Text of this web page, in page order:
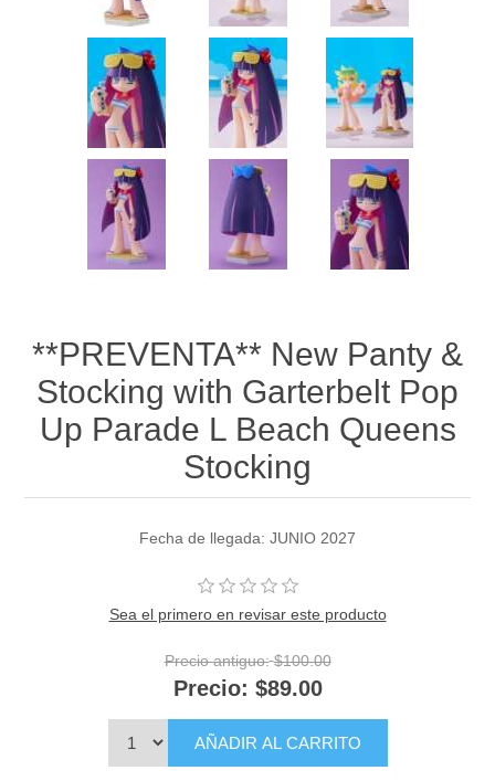
**PREVENTA** New Panty &
Stocking with Garterbelt Pop
Up Parade L Beach Queens
Stocking
Fecha de llegada: JUNIO 2027
Sea el primero en revisar este producto
Precio antiguo: $100.00
Precio: $89.00
AÑADIR AL CARRITO